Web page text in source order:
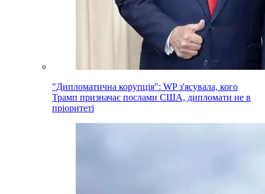
"Дипломатична корупція": WP з'ясувала, кого
Трамп призначає послами США, дипломати не в
пріоритеті